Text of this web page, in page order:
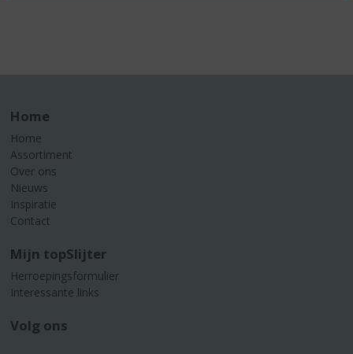
Home
Home
Assortiment
Over ons
Nieuws
Inspiratie
Contact
Mijn topSlijter
Herroepingsformulier
Interessante links
Volg ons